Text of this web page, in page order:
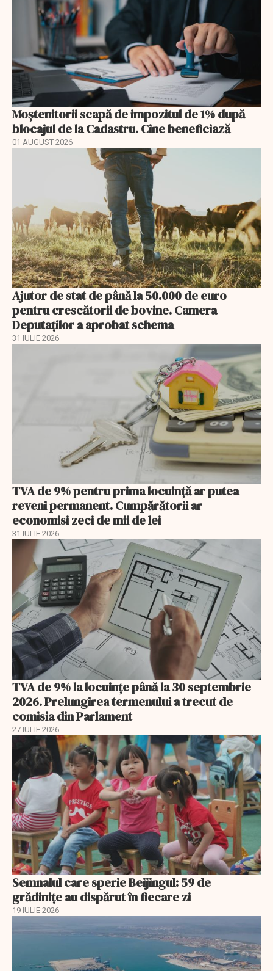
Moștenitorii scapă de impozitul de 1% după
blocajul de la Cadastru. Cine beneficiază
01 AUGUST 2026
Ajutor de stat de până la 50.000 de euro
pentru crescătorii de bovine. Camera
Deputaților a aprobat schema
31 IULIE 2026
TVA de 9% pentru prima locuință ar putea
reveni permanent. Cumpărătorii ar
economisi zeci de mii de lei
31 IULIE 2026
TVA de 9% la locuințe până la 30 septembrie
2026. Prelungirea termenului a trecut de
comisia din Parlament
27 IULIE 2026
Semnalul care sperie Beijingul: 59 de
grădinițe au dispărut în fiecare zi
19 IULIE 2026